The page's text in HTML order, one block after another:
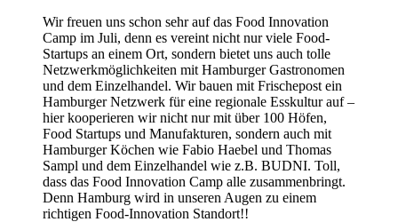
Wir freuen uns schon sehr auf das Food Innovation
Camp im Juli, denn es vereint nicht nur viele Food-
Startups an einem Ort, sondern bietet uns auch tolle
Netzwerkmöglichkeiten mit Hamburger Gastronomen
und dem Einzelhandel. Wir bauen mit Frischepost ein
Hamburger Netzwerk für eine regionale Esskultur auf –
hier kooperieren wir nicht nur mit über 100 Höfen,
Food Startups und Manufakturen, sondern auch mit
Hamburger Köchen wie Fabio Haebel und Thomas
Sampl und dem Einzelhandel wie z.B. BUDNI. Toll,
dass das Food Innovation Camp alle zusammenbringt.
Denn Hamburg wird in unseren Augen zu einem
richtigen Food-Innovation Standort!!